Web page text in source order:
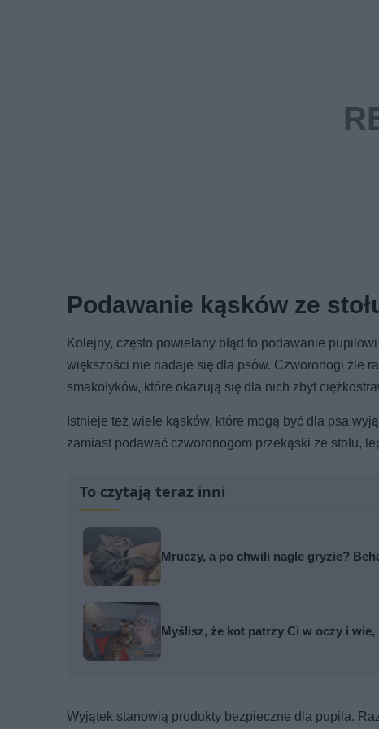
Podawanie kąsków ze
Kolejny, często powielany błąd to podawanie
większości nie nadaje się dla psów. Czworonogi źle
smakołyków, które okazują się dla nich zbyt
Istnieje też wiele kąsków, które mogą być dla psa
zamiast podawać czworonogom przekąski ze stołu,
To czytają teraz inni
Mruczy, a po chwili nagle gryzie?
Myślisz, że kot patrzy Ci w oczy i
Wyjątek stanowią produkty bezpieczne dla pupila.